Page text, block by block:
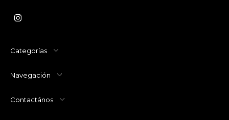
Categorías
Navegación
Contactános